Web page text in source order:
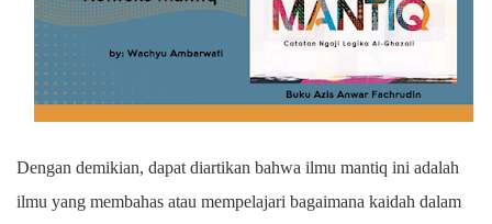
Dengan demikian, dapat diartikan bahwa ilmu mantiq ini adalah
ilmu yang membahas atau mempelajari bagaimana kaidah dalam